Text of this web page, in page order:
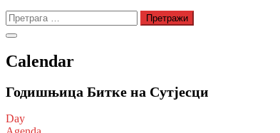
Претрага
за:
Calendar
Годишњица Битке на Сутјесци
Day